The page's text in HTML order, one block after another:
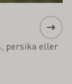
persika eller